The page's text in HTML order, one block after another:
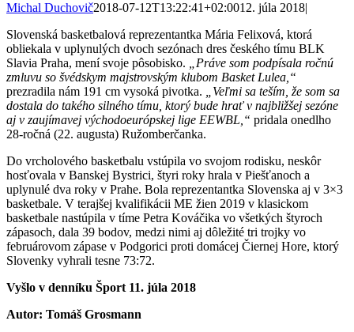
Michal Duchovič2018-07-12T13:22:41+02:0012. júla 2018|
Slovenská basketbalová reprezentantka Mária Felixová, ktorá
obliekala v uplynulých dvoch sezónach dres českého tímu BLK
Slavia Praha, mení svoje pôsobisko. „Práve som podpísala ročnú
zmluvu so švédskym majstrovským klubom Basket Lulea,“
prezradila nám 191 cm vysoká pivotka. „Veľmi sa teším, že som sa
dostala do takého silného tímu, ktorý bude hrať v najbližšej sezóne
aj v zaujímavej východoeurópskej lige EEWBL,“ pridala onedlho
28-ročná (22. augusta) Ružomberčanka.
Do vrcholového basketbalu vstúpila vo svojom rodisku, neskôr
hosťovala v Banskej Bystrici, štyri roky hrala v Piešťanoch a
uplynulé dva roky v Prahe. Bola reprezentantka Slovenska aj v 3×3
basketbale. V terajšej kvalifikácii ME žien 2019 v klasickom
basketbale nastúpila v tíme Petra Kováčika vo všetkých štyroch
zápasoch, dala 39 bodov, medzi nimi aj dôležité tri trojky vo
februárovom zápase v Podgorici proti domácej Čiernej Hore, ktorý
Slovenky vyhrali tesne 73:72.
Vyšlo v denníku Šport 11. júla 2018
Autor: Tomáš Grosmann